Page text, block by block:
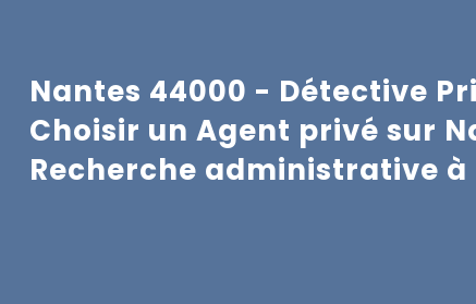
Nantes 44000 - Détective
Choisir un Agent privé sur
Recherche administrative à